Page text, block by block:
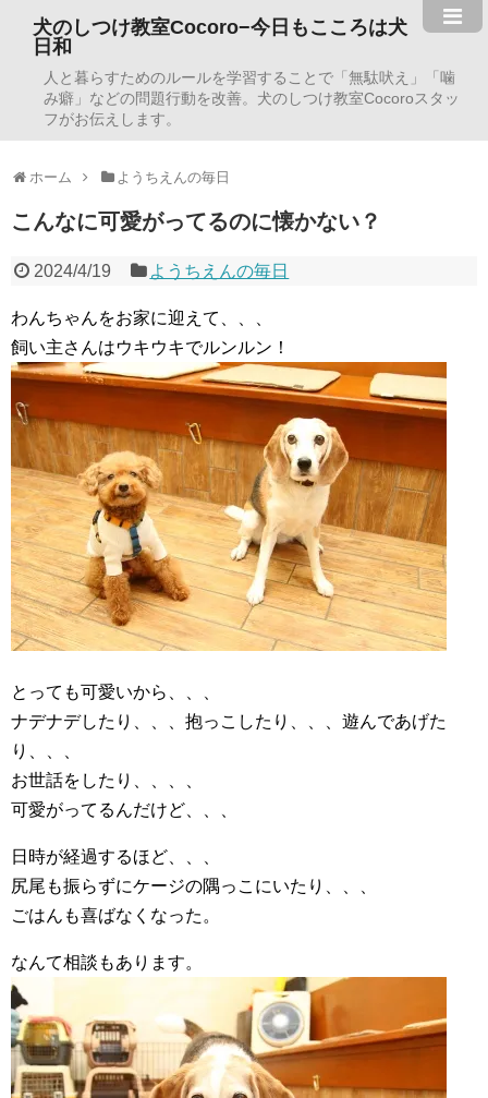
犬のしつけ教室Cocoro−今日もこころは犬
日和
人と暮らすためのルールを学習することで「無駄吠え」「噛
み癖」などの問題行動を改善。犬のしつけ教室Cocoroスタッ
フがお伝えします。
ホーム ようちえんの毎日
こんなに可愛がってるのに懐かない？
2024/4/19 ようちえんの毎日
わんちゃんをお家に迎えて、、、
飼い主さんはウキウキでルンルン！
とっても可愛いから、、、
ナデナデしたり、、、抱っこしたり、、、遊んであげた
り、、、
お世話をしたり、、、、
可愛がってるんだけど、、、
日時が経過するほど、、、
尻尾も振らずにケージの隅っこにいたり、、、
ごはんも喜ばなくなった。
なんて相談もあります。